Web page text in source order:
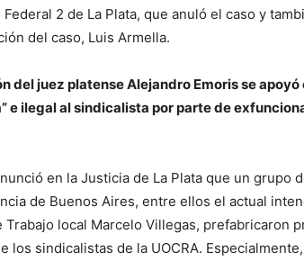
2 de La Plata, que anuló el caso y
del caso, Luis Armella.
del juez platense Alejandro Emoris se apoyó
e ilegal al sindicalista por parte de
en la Justicia de La Plata que un grupo
de Buenos Aires, entre ellos el actual
local Marcelo Villegas, prefabricaron
los sindicalistas de la UOCRA.